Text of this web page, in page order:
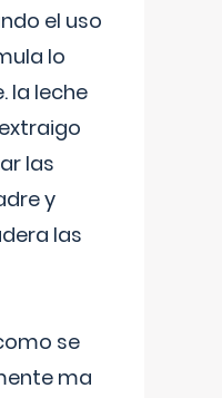
el uso
lo
la leche
las
y
las
se
ma